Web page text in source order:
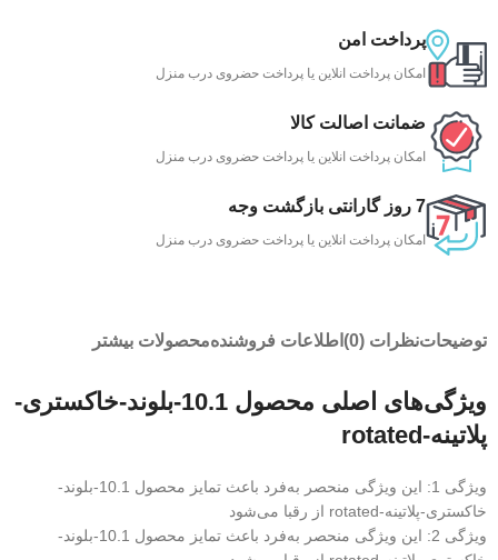
پرداخت امن
امکان پرداخت انلاین یا پرداخت حضروی درب منزل
ضمانت اصالت کالا
امکان پرداخت انلاین یا پرداخت حضروی درب منزل
7 روز گارانتی بازگشت وجه
امکان پرداخت انلاین یا پرداخت حضروی درب منزل
توضیحاتنظرات (0) اطلاعات فروشندهمحصولات بیشتر
ویژگی‌های اصلی محصول 10.1-بلوند-خاکستری-
پلاتینه-rotated
ویژگی 1: این ویژگی منحصر به‌فرد باعث تمایز محصول 10.1-بلوند-
خاکستری-پلاتینه-rotated از رقبا می‌شود
ویژگی 2: این ویژگی منحصر به‌فرد باعث تمایز محصول 10.1-بلوند-